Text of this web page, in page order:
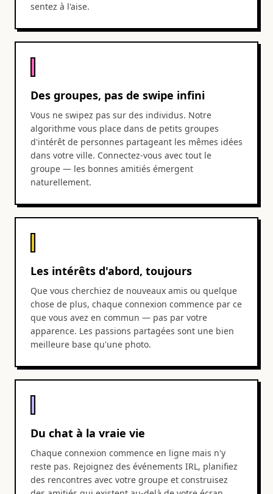
sentez à l'aise.
Des groupes, pas de swipe infini
Vous ne swipez pas sur des individus. Notre
algorithme vous place dans de petits groupes
d'intérêt de personnes partageant les mêmes idées
dans votre ville. Connectez-vous avec tout le
groupe — les bonnes amitiés émergent
naturellement.
Les intérêts d'abord, toujours
Que vous cherchiez de nouveaux amis ou quelque
chose de plus, chaque connexion commence par ce
que vous avez en commun — pas par votre
apparence. Les passions partagées sont une bien
meilleure base qu'une photo.
Du chat à la vraie vie
Chaque connexion commence en ligne mais n'y
reste pas. Rejoignez des événements IRL, planifiez
des rencontres avec votre groupe et construisez